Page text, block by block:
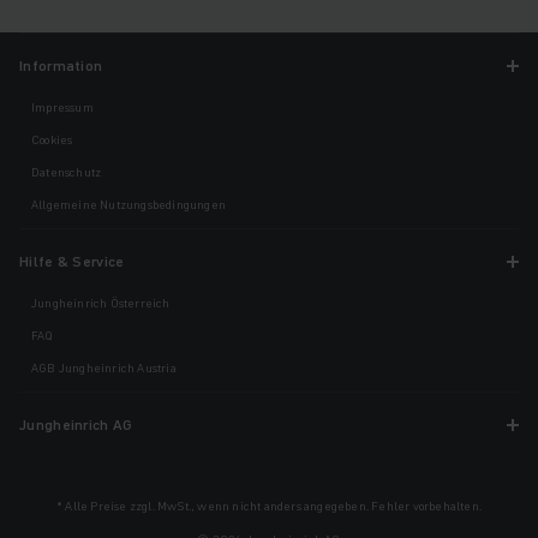
Information
Impressum
Cookies
Datenschutz
Allgemeine Nutzungsbedingungen
Hilfe & Service
Jungheinrich Österreich
FAQ
AGB Jungheinrich Austria
Jungheinrich AG
* Alle Preise zzgl. MwSt., wenn nicht anders angegeben. Fehler vorbehalten.